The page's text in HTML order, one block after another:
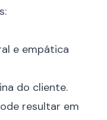
e empática
do cliente.
resultar em